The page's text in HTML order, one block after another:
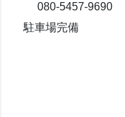
080-5457-9690
駐車場完備